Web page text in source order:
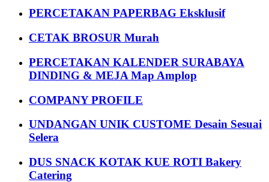
PERCETAKAN PAPERBAG Eksklusif
CETAK BROSUR Murah
PERCETAKAN KALENDER SURABAYA
DINDING & MEJA Map Amplop
COMPANY PROFILE
UNDANGAN UNIK CUSTOME Desain Sesuai
Selera
DUS SNACK KOTAK KUE ROTI Bakery
Catering